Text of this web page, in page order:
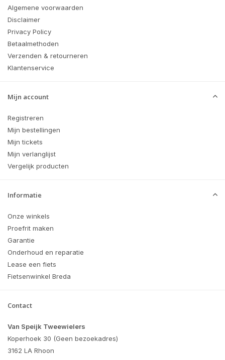
Algemene voorwaarden
Disclaimer
Privacy Policy
Betaalmethoden
Verzenden & retourneren
Klantenservice
Mijn account
Registreren
Mijn bestellingen
Mijn tickets
Mijn verlanglijst
Vergelijk producten
Informatie
Onze winkels
Proefrit maken
Garantie
Onderhoud en reparatie
Lease een fiets
Fietsenwinkel Breda
Contact
Van Speijk Tweewielers
Koperhoek 30 (Geen bezoekadres)
3162 LA Rhoon